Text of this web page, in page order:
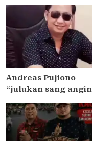
Andreas Pujiono
“julukan sang angin
Satreskrim Polres
Madiun , ditengarai
Masyarakat 3,5